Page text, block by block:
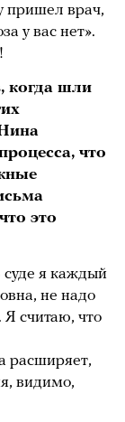
пришел врач,
у вас нет».
когда шли
что
это
я каждый
не надо
Я считаю, что
расширяет,
видимо,